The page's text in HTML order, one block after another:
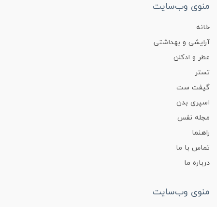
منوی وب‌سایت
خانه
آرایشی و بهداشتی
عطر و ادکلن
تستر
گیفت ست
اسپری بدن
مجله نفس
راهنما
تماس با ما
درباره ما
منوی وب‌سایت